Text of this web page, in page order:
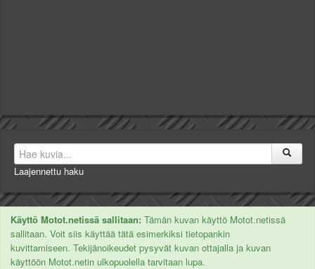
Laajennettu haku
Käyttö Motot.netissä sallitaan: Tämän kuvan käyttö Motot.netissä
sallitaan. Voit siis käyttää tätä esimerkiksi tietopankin
kuvittamiseen. Tekijänoikeudet pysyvät kuvan ottajalla ja kuvan
käyttöön Motot.netin ulkopuolella tarvitaan lupa.